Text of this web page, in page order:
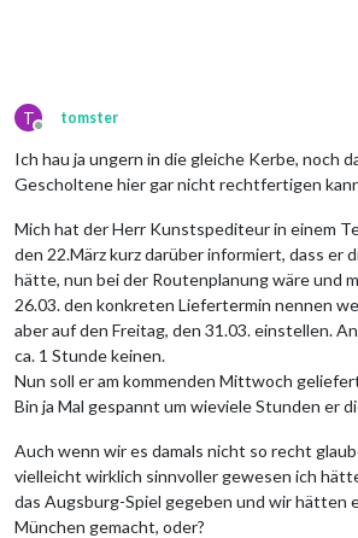
T
Offline
tomster
Ich hau ja ungern in die gleiche Kerbe, noch
Gescholtene hier gar nicht rechtfertigen
Mich hat der Herr Kunstspediteur in einem
den 22.März kurz darüber informiert, dass er
hätte, nun bei der Routenplanung wäre und
26.03. den konkreten Liefertermin nennen
aber auf den Freitag, den 31.03. einstellen.
ca. 1 Stunde keinen.
Nun soll er am kommenden Mittwoch
Bin ja Mal gespannt um wieviele Stunden er
Auch wenn wir es damals nicht so recht
vielleicht wirklich sinnvoller gewesen ich
das Augsburg-Spiel gegeben und wir hätten
München gemacht, oder?